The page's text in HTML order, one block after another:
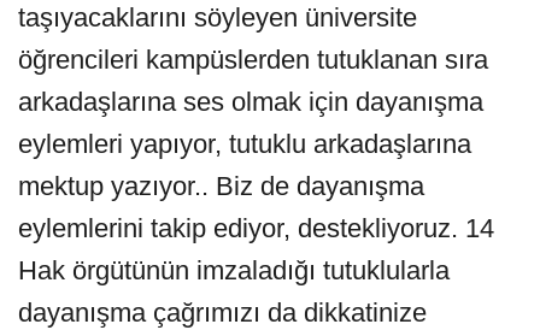
taşıyacaklarını söyleyen üniversite
öğrencileri kampüslerden tutuklanan sıra
arkadaşlarına ses olmak için dayanışma
eylemleri yapıyor, tutuklu arkadaşlarına
mektup yazıyor.. Biz de dayanışma
eylemlerini takip ediyor, destekliyoruz. 14
Hak örgütünün imzaladığı tutuklularla
dayanışma çağrımızı da dikkatinize